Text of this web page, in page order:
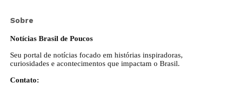
Sobre
Notícias Brasil de Poucos
Seu portal de notícias focado em histórias inspiradoras,
curiosidades e acontecimentos que impactam o Brasil.
Contato: